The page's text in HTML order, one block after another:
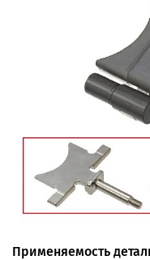
Применяемость